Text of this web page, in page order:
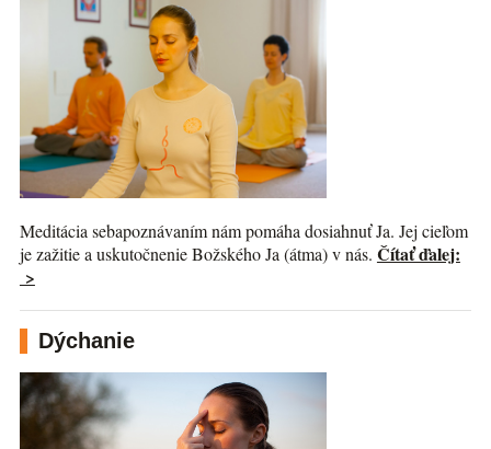
Meditácia sebapoznávaním nám pomáha dosiahnuť Ja. Jej cieľom
je zažitie a uskutočnenie Božského Ja (átma) v nás. Čítať ďalej:
>
Dýchanie